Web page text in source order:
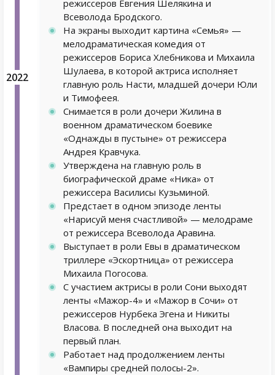
2022
режиссеров Евгения Шелякина и
Всеволода Бродского.
На экраны выходит картина «Семья» —
мелодраматическая комедия от
режиссеров Бориса Хлебникова и Михаила
Шулаева, в которой актриса исполняет
главную роль Насти, младшей дочери Юли
и Тимофеея.
Снимается в роли дочери Жилина в
военном драматическом боевике
«Однажды в пустыне» от режиссера
Андрея Кравчука.
Утверждена на главную роль в
биографической драме «Ника» от
режиссера Василисы Кузьминой.
Предстает в одном эпизоде ленты
«Нарисуй меня счастливой» — мелодраме
от режиссера Всеволода Аравина.
Выступает в роли Евы в драматическом
триллере «Эскортница» от режиссера
Михаила Погосова.
С участием актрисы в роли Сони выходят
ленты «Мажор-4» и «Мажор в Сочи» от
режиссеров Нурбека Эгена и Никиты
Власова. В последней она выходит на
первый план.
Работает над продолжением ленты
«Вампиры средней полосы-2».